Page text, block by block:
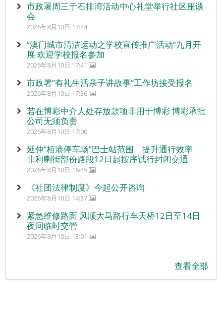
市政署周三于石排湾活动中心礼堂举行社区座谈
会
2026年8月10日 17:44
“澳门城市清洁运动之学校宣传推广活动”九月开
展 欢迎学校报名参加
2026年8月10日 17:41
市政署“有礼生活亲子讲故事”工作坊接受报名
2026年8月10日 17:36
若在博彩中介人处存放款项非用于博彩 博彩承批
公司无须负责
2026年8月10日 17:00
延伸“栢港停车场”巴士站范围 提升通行效率
非利喇街部份路段12日起按序试行封闭交通
2026年8月10日 16:45
《社团法律制度》今起公开咨询
2026年8月10日 14:37
紧急维修路面 风顺大马路行车天桥12日至14日
夜间临时交管
2026年8月10日 13:01
查看全部